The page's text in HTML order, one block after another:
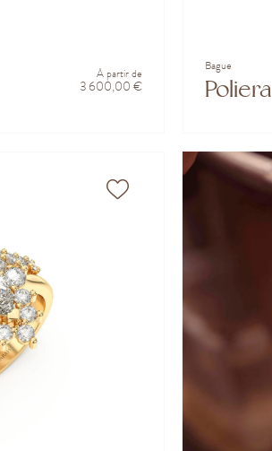
À partir de
3 600,00 €
Bague
Poliera